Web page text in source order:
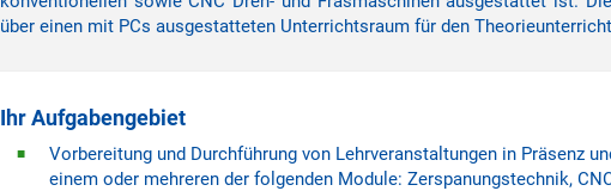
über einen mit PCs ausgestatteten Unterrichtsraum für den
Ihr Aufgabengebiet
Vorbereitung und Durchführung von Lehrveranstaltungen in Präsenz
einem oder mehreren der folgenden Module: Zerspanungstechnik,